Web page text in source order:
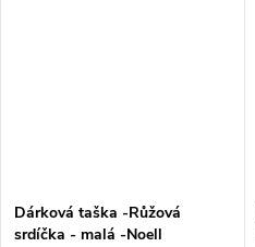
Dárková taška -Růžová
srdíčka - malá -Noell